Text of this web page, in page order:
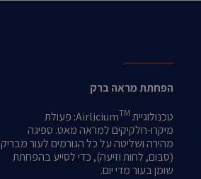
הפחתת מראה ברק
טכנולוגיית Airlicium TM
: פעולת
מיקרו-חלקיקים למראה מאט. ספיגה
מהירה ושליטה על כל הגורמים לעור מבריק
(סבום, לחות וזיעה), כדי לסייע בהפחתת
שומן בעור מדי יום.